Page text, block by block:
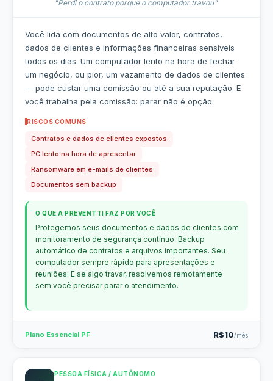
"Perdi o contrato porque o computador travou"
Você lida com documentos de alto valor, contratos,
dados de clientes e informações financeiras sensíveis
todos os dias. Um computador lento na hora de fechar
um negócio, ou pior, um vazamento de dados de clientes
— pode custar uma comissão ou até a sua reputação. E
você trabalha pela comissão: parar não é opção.
RISCOS COMUNS
Contratos e dados de clientes expostos
PC lento na hora de apresentar
Ransomware em e-mails de clientes
Documentos sem backup
O QUE A PREVENTTI FAZ POR VOCÊ
Protegemos seus documentos e dados de clientes com
monitoramento de segurança contínuo. Backup
automático de contratos e arquivos importantes. Seu
computador sempre rápido para apresentações e
reuniões. E se algo travar, resolvemos remotamente
sem você precisar parar o atendimento.
Plano Essencial PF R$10/mês
PESSOA FÍSICA / AUTÔNOMO